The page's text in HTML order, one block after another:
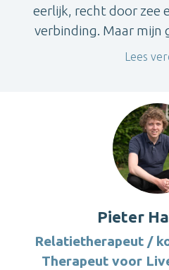
eerlijk, recht door zee
verbinding. Maar mijn
Lees
Pieter
Relatietherapeut /
Therapeut voor